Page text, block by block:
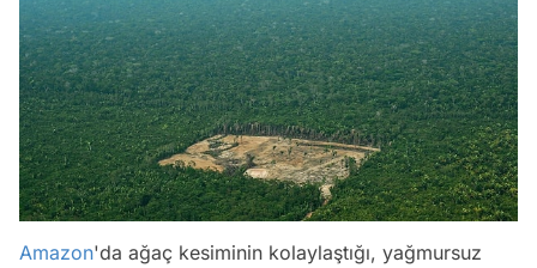
Amazon'da ağaç kesiminin kolaylaştığı, yağmursuz